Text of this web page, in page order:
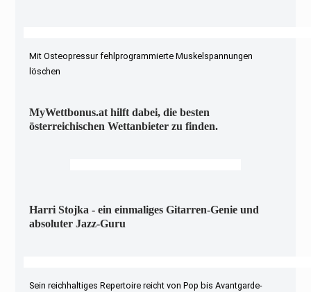
Mit Osteopressur fehlprogrammierte Muskelspannungen
löschen
MyWettbonus.at hilft dabei, die besten
österreichischen Wettanbieter zu finden.
Harri Stojka - ein einmaliges Gitarren-Genie und
absoluter Jazz-Guru
Sein reichhaltiges Repertoire reicht von Pop bis Avantgarde-